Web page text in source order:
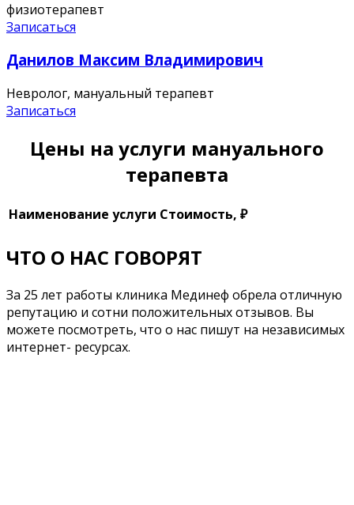
физиотерапевт
Записаться
Данилов Максим Владимирович
Невролог, мануальный терапевт
Записаться
Цены на услуги мануального
терапевта
Наименование услуги Стоимость, ₽
ЧТО О НАС ГОВОРЯТ
За 25 лет работы клиника Мединеф обрела отличную
репутацию и сотни положительных отзывов. Вы
можете посмотреть, что о нас пишут на независимых
интернет- ресурсах.